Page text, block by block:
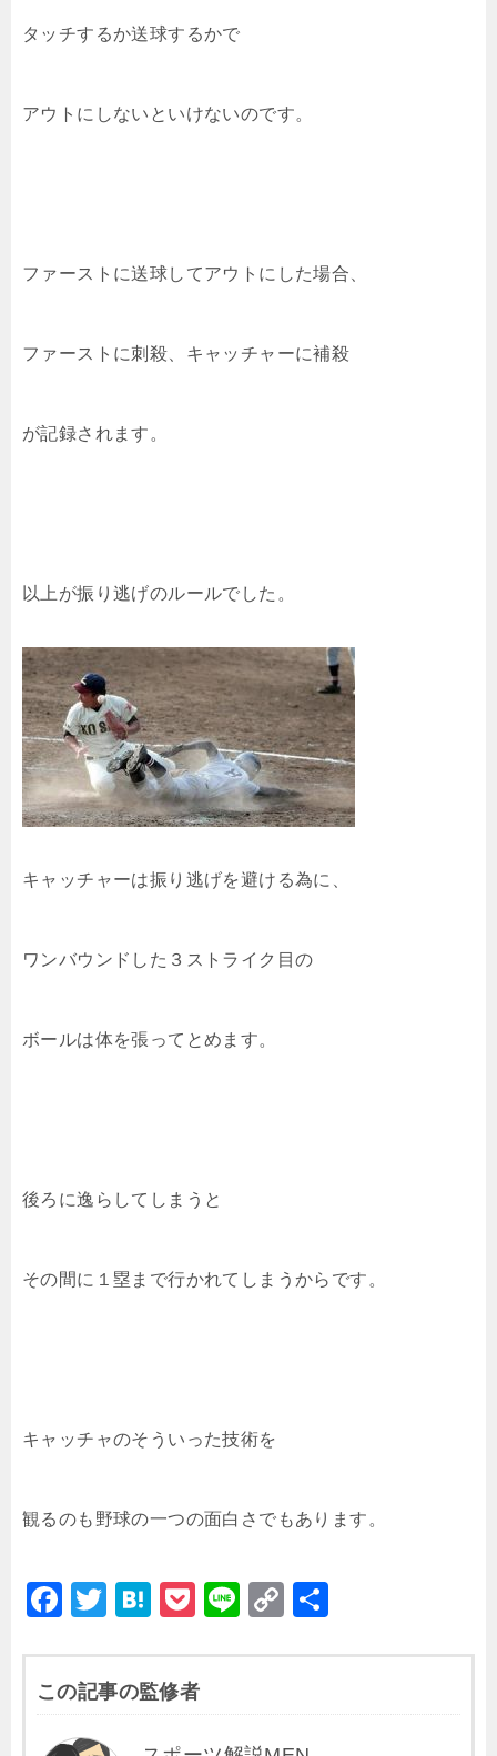
タッチするか送球するかで
アウトにしないといけないのです。
ファーストに送球してアウトにした場合、
ファーストに刺殺、キャッチャーに補殺
が記録されます。
以上が振り逃げのルールでした。
キャッチャーは振り逃げを避ける為に、
ワンバウンドした３ストライク目の
ボールは体を張ってとめます。
後ろに逸らしてしまうと
その間に１塁まで行かれてしまうからです。
キャッチャのそういった技術を
観るのも野球の一つの面白さでもあります。
F
c
e
b
T
tt
er
H
e
n
a
P
c
k
et
Li
e
C
p
y
Li
この記事の監修者